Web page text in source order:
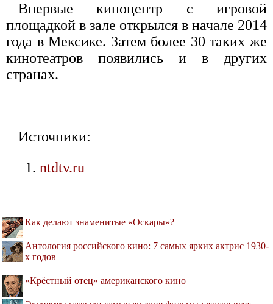
Впервые киноцентр с игровой
площадкой в зале открылся в начале 2014
года в Мексике. Затем более 30 таких же
кинотеатров появились и в других
странах.
Источники:
ntdtv.ru
Как делают знаменитые «Оскары»?
Антология российского кино: 7 самых ярких актрис 1930-
х годов
«Крёстный отец» американского кино